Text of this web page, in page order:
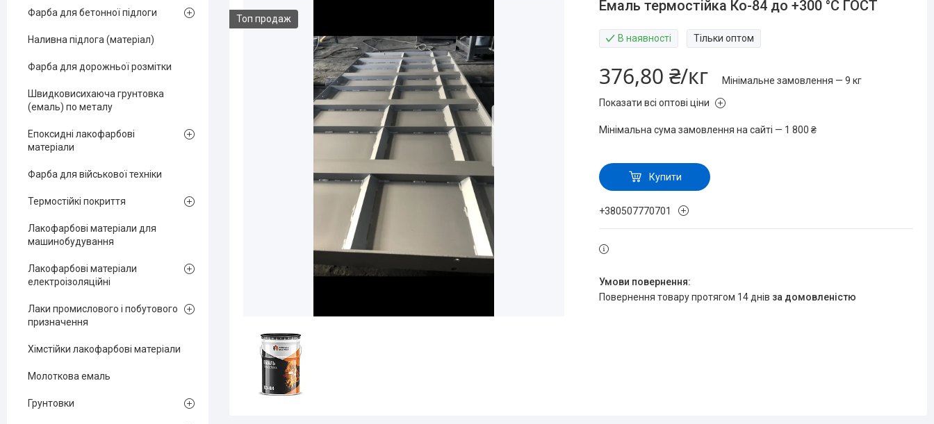
Топ продаж
Емаль термостійка Ко-84 до +300 °C ГОСТ
В наявності Тільки оптом
376,80 ₴/кг
Мінімальне замовлення — 9 кг
Показати всі оптові ціни
Мінімальна сума замовлення на сайті — 1 800 ₴
Купити
+380507770701
повернення товару протягом 14 днів за домовленістю
Фарба для бетонної підлоги
Наливна підлога (матеріал)
Фарба для дорожньої розмітки
Швидковисихаюча грунтовка
(емаль) по металу
Епоксидні лакофарбові
матеріали
Фарба для військової техніки
Термостійкі покриття
Лакофарбові матеріали для
машинобудування
Лакофарбові матеріали
електроізоляційні
Лаки промислового і побутового
призначення
Хімстійки лакофарбові матеріали
Молоткова емаль
Грунтовки